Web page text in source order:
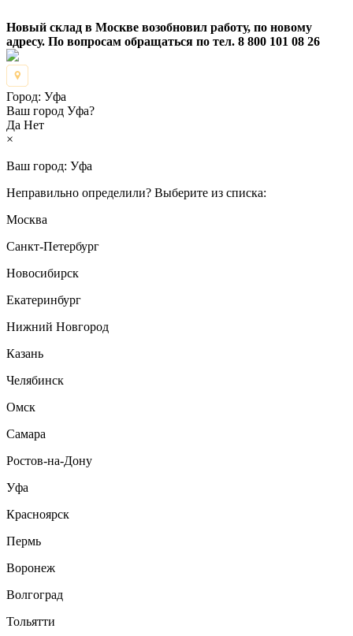
Новый склад в Москве возобновил работу, по новому
адресу. По вопросам обращаться по тел. 8 800 101 08 26
Город: Уфа
Ваш город Уфа?
Да Нет
×
Ваш город: Уфа
Неправильно определили? Выберите из списка:
Москва
Санкт-Петербург
Новосибирск
Екатеринбург
Нижний Новгород
Казань
Челябинск
Омск
Самара
Ростов-на-Дону
Уфа
Красноярск
Пермь
Воронеж
Волгоград
Тольятти